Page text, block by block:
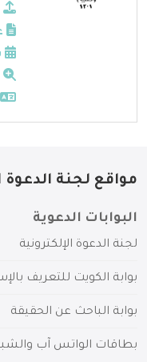
مواقع لجنة الدعوة
البوابات الدعوية
لجنة الدعوة الإلكترونية
بوابة الكويت للتعريف
بوابة الباحث عن الحقيقة
بطاقات الواتس آب